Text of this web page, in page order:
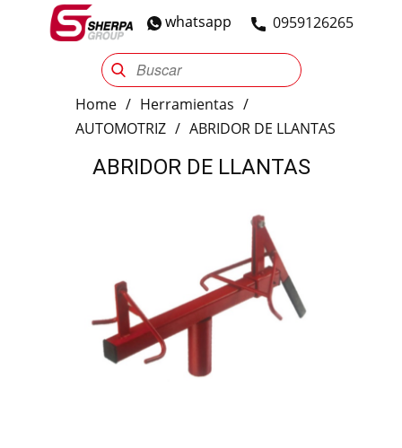
​0959126265
whatsapp
Sherpa Group Reencauche Automotriz
Home / Herramientas /
AUTOMOTRIZ / ABRIDOR DE LLANTAS
ABRIDOR DE LLANTAS